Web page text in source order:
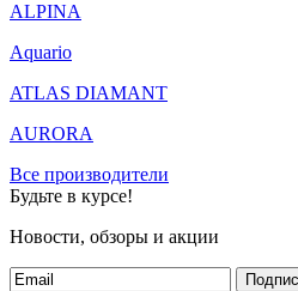
ALPINA
Aquario
ATLAS DIAMANT
AURORA
Все производители
Будьте в курсе!
Новости, обзоры и акции